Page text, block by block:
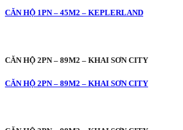
CĂN HỘ 1PN – 45M2 – KEPLERLAND
CĂN HỘ 2PN – 89M2 – KHAI SƠN CITY
CĂN HỘ 2PN – 89M2 – KHAI SƠN CITY